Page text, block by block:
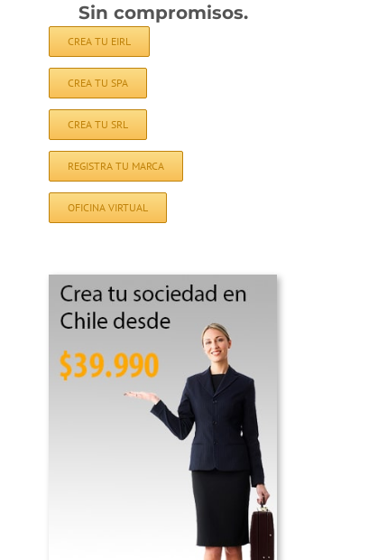
Sin compromisos.
CREA TU EIRL
CREA TU SPA
CREA TU SRL
REGISTRA TU MARCA
OFICINA VIRTUAL